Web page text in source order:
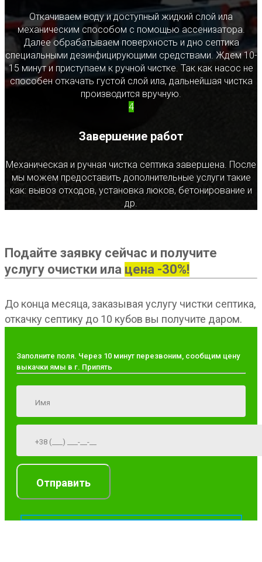
Откачиваем воду и доступный жидкий слой ила
механическим способом с помощью ассенизатора.
Далее обрабатываем поверхность и дно септика
специальными дезинфицирующими средствами. Ждем 10-
15 минут и приступаем к ручной чистке. Так как насос не
способен откачать густой слой ила, дальнейшая чистка
производится вручную.
4
Завершение работ
Механическая и ручная чистка септика завершена. После
мы можем предоставить дополнительные услуги такие
как: вывоз отходов, установка люков, бетонирование и
др.
Подайте заявку сейчас и получите
услугу очистки ила цена -30%!
До конца месяца, заказывая услугу чистки септика,
откачку септику до 10 кубов вы получите даром.
Заполните поля. Через 10 минут перезвоним, сообщим цену
выкачки ямы в г. Припять